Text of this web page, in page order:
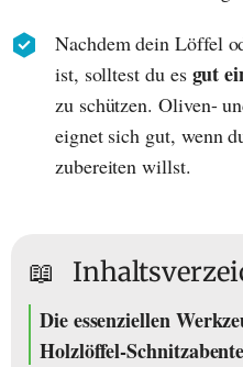
Nachdem dein Löffel
ist, solltest du es gut
zu schützen. Oliven-
eignet sich gut, wenn
zubereiten willst.
📖
Die essenziellen
Holzlöffel-